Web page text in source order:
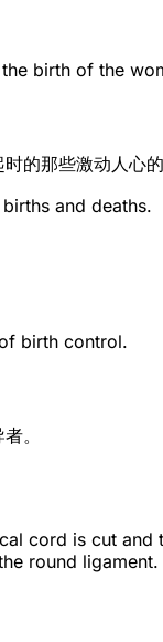
birth of the
的那些激动人心的
and deaths.
birth control.
。
cord is cut and
round ligament.